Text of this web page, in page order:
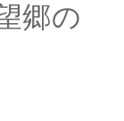
郷の